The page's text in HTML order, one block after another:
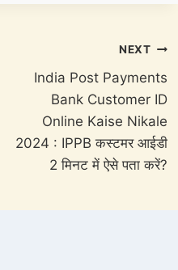
NEXT
India Post Payments
Bank Customer ID
Online Kaise Nikale
2024 : IPPB कस्टमर आईडी
2 मिनट में ऐसे पता करें?